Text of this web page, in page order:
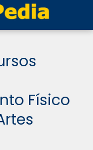
Físico